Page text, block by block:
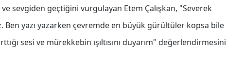
sevgiden geçtiğini vurgulayan Etem Çalışkan, "Severek
Ben yazı yazarken çevremde en büyük gürültüler kopsa bile
sesi ve mürekkebin ışıltısını duyarım" değerlendirmesini